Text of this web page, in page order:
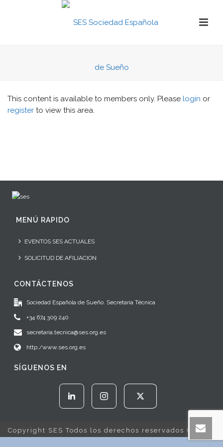
This content is available to members only. Please login or
register to view this area.
MENÚ RAPIDO
EVENTOS SES ACTUALES
SOLICITUD DE AFILIACION
CONTÁCTENOS
Sociedad Española de Sueño. Secretaría Técnica
+34 674 309 240
secretaria.tecnica@ses.org.es
http:/www.ses.org.es
SÍGUENOS EN
Copyright SES Todos los derechos reservados © 2022